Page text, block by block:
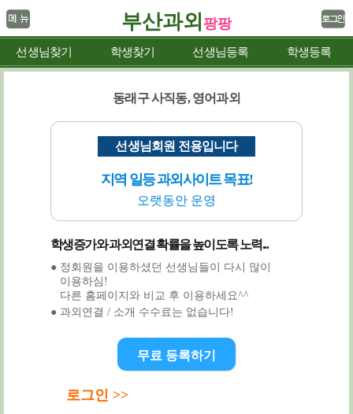
부산과외 팡팡
선생님찾기 학생찾기 선생님등록 학생등록
동래구 사직동, 영어과외
선생님회원 전용입니다
지역 일등 과외사이트 목표!
오랫동안 운영
학생증가와 과외연결 확률을 높이도록 노력...
● 정회원을 이용하셨던 선생님들이 다시 많이
이용하심!
다른 홈페이지와 비교 후 이용하세요^^
● 과외연결 / 소개 수수료는 없습니다!
무료 등록하기
로그인 >>